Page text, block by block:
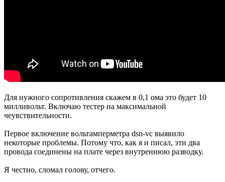
Для нужного сопротивления скажем в 0,1 ома это будет 10
милливольт. Включаю тестер на максимальной
чеувствительности.
Первое включение вольтамперметра dsn-vc выявило
некоторые проблемы. Потому что, как я и писал, эти два
провода соединены на плате через внутреннюю разводку.
Я честно, сломал голову, отчего.